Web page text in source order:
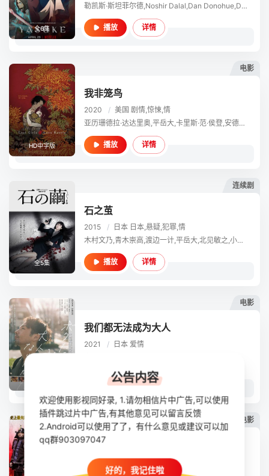
全6集
勒凯斯·斯坦菲尔德,Noshir Dalal,Dan Donohue,Dia Frampton,平岳大,Julie Marcus,保罗·纳高奇,William Christopher Stephens,Maya Tanida
播放 详情
电影
HD中字版
我非笼鸟
2020 / 美国 剧情,惊悚,情
亚历珊德拉·达达里奥,平岳大,卡里斯·范·侯登,安德鲁·罗斯尼,神野三铃,Yasunari Takeshima ,凯特·伊斯顿,Haruka Imô,Yu Mizuhara,筒井真理子
播放 详情
连续剧
全5集
石之茧
2015 / 日本 日本,悬疑,犯罪,情
木村文乃,青木崇高,渡边一计,平岳大,北见敏之,小柳友,古川雄辉,神野三鈴,段田安则,仲村亨
播放 详情
电影
我们都无法成为大人
2021 / 日本 爱情
播放 详情
电影
傀儡之城
2012 / 日本剧情,历史,情
公告内容
欢迎使用影视同好录, 1.请勿相信片中广告,可以使用
插件跳过片中广告,有其他意见可以留言反馈
2.Android可以使用了了，有什么意见或建议可以加
qq群903097047
好的，我记住啦